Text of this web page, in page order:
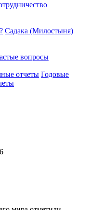
Садака (Милостыня)
вопросы
отчеты Годовые